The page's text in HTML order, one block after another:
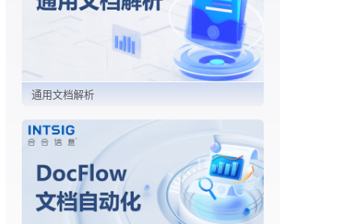
通用文档解析